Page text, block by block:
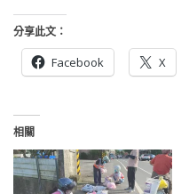
分享此文：
Facebook X
相關